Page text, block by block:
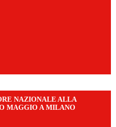
NAZIONALE ALLA
MAGGIO A MILANO